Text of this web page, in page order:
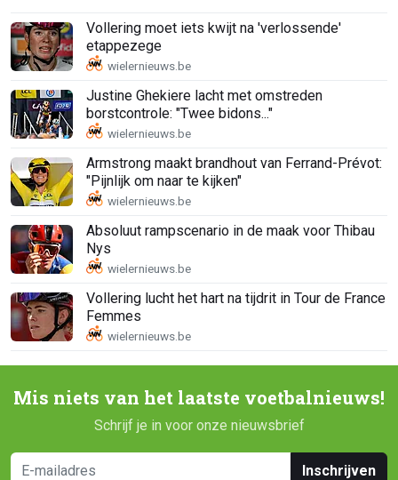
Vollering moet iets kwijt na 'verlossende'
etappezege
Justine Ghekiere lacht met omstreden
borstcontrole: "Twee bidons..."
Armstrong maakt brandhout van Ferrand-Prévot:
"Pijnlijk om naar te kijken"
Absoluut rampscenario in de maak voor Thibau
Nys
Vollering lucht het hart na tijdrit in Tour de France
Femmes
Mis niets van het laatste voetbalnieuws!
Schrijf je in voor onze nieuwsbrief
Inschrijven